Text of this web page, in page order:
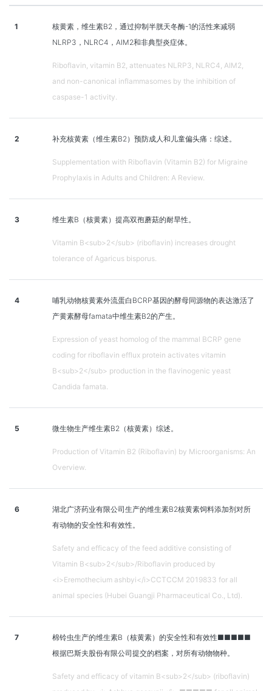
1
核黄素，维生素B2，通过抑制半胱天冬酶-1的活性来减弱
NLRP3，NLRC4，AIM2和非典型炎症体。
Riboflavin, vitamin B2, attenuates NLRP3, NLRC4, AIM2,
and non-canonical inflammasomes by the inhibition of
caspase-1 activity.
2 补充核黄素（维生素B2）预防成人和儿童偏头痛：综述。
Supplementation with Riboflavin (Vitamin B2) for Migraine
Prophylaxis in Adults and Children: A Review.
3 维生素B（核黄素）提高双孢蘑菇的耐旱性。
Vitamin B<sub>2</sub> (riboflavin) increases drought
tolerance of Agaricus bisporus.
4
哺乳动物核黄素外流蛋白BCRP基因的酵母同源物的表达激活了
产黄素酵母famata中维生素B2的产生。
Expression of yeast homolog of the mammal BCRP gene
coding for riboflavin efflux protein activates vitamin
B<sub>2</sub> production in the flavinogenic yeast
Candida famata.
5 微生物生产维生素B2（核黄素）综述。
Production of Vitamin B2 (Riboflavin) by Microorganisms: An
Overview.
6
湖北广济药业有限公司生产的维生素B2核黄素饲料添加剂对所
有动物的安全性和有效性。
Safety and efficacy of the feed additive consisting of
Vitamin B<sub>2</sub>/Riboflavin produced by
<i>Eremothecium ashbyi</i>CCTCCM 2019833 for all
animal species (Hubei Guangji Pharmaceutical Co., Ltd).
7
棉铃虫生产的维生素B（核黄素）的安全性和有效性■■■■■
根据巴斯夫股份有限公司提交的档案，对所有动物物种。
Safety and efficacy of vitamin B<sub>2</sub> (riboflavin)